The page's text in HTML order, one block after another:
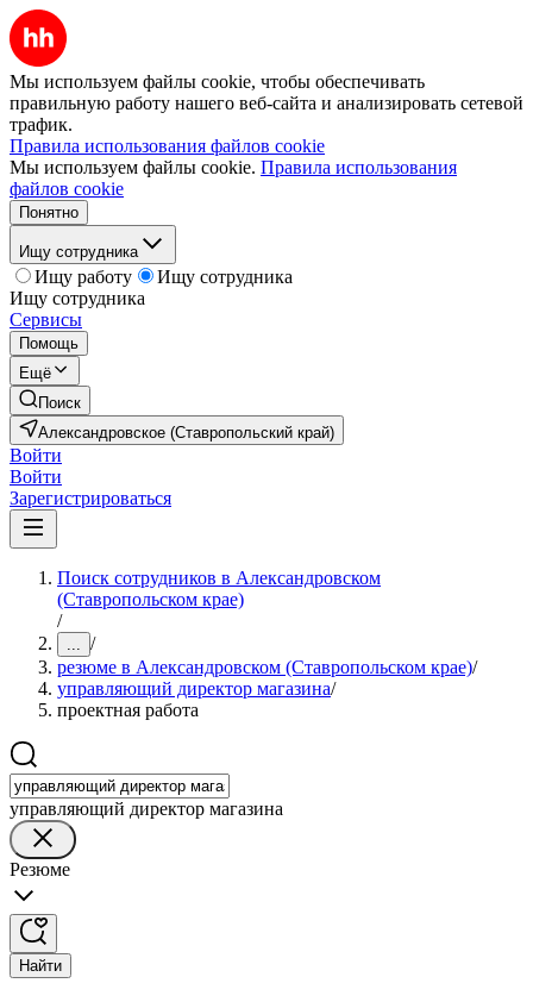
Мы используем файлы cookie, чтобы обеспечивать
правильную работу нашего веб-сайта и анализировать сетевой
трафик.
Правила использования файлов cookie
Мы используем файлы cookie. Правила использования
файлов cookie
Понятно
Ищу сотрудника
Ищу работу
Ищу сотрудника
Ищу сотрудника
Сервисы
Помощь
Ещё
Поиск
Александровское (Ставропольский край)
Войти
Войти
Зарегистрироваться
Поиск сотрудников в Александровском
(Ставропольском крае)
/
... /
резюме в Александровском (Ставропольском крае)/
управляющий директор магазина/
проектная работа
управляющий директор магазина
Резюме
Найти